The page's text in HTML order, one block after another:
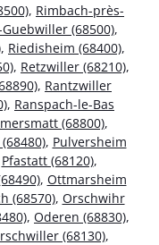
, Rimbach-près-
(68500),
, Riedisheim (68400),
, Retzwiller (68210),
, Rantzwiller
, Ranspach-le-Bas
(68800),
, Pulversheim
Pfastatt (68120),
, Ottmarsheim
(68570), Orschwihr
, Oderen (68830),
(68130),